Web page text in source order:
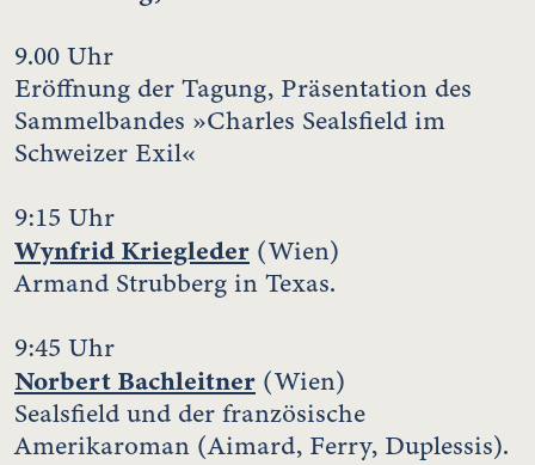
9.00 Uhr
Eröffnung der Tagung, Präsentation des
Sammelbandes »Charles Sealsfield im
Schweizer Exil«
9:15 Uhr
Wynfrid Kriegleder (Wien)
Armand Strubberg in Texas.
9:45 Uhr
Norbert Bachleitner (Wien)
Sealsfield und der französische
Amerikaroman (Aimard, Ferry, Duplessis).